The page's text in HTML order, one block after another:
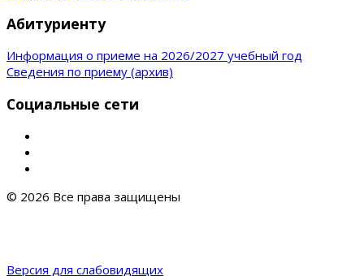
Абитуриенту
Информация о приеме на 2026/2027 учебный год
Сведения по приему (архив)
Социальные сети
© 2026 Все права защищены
Версия для слабовидящих